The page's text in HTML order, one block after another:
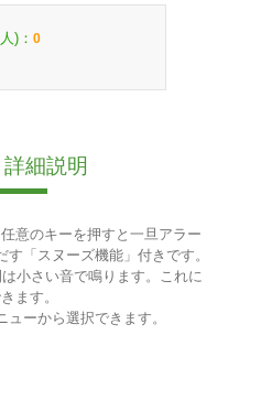
人)： 0
細説明
意のキーを押すと一旦アラー
「スヌーズ機能」付きです。
小さい音で鳴ります。これに
ます。
ーから選択できます。